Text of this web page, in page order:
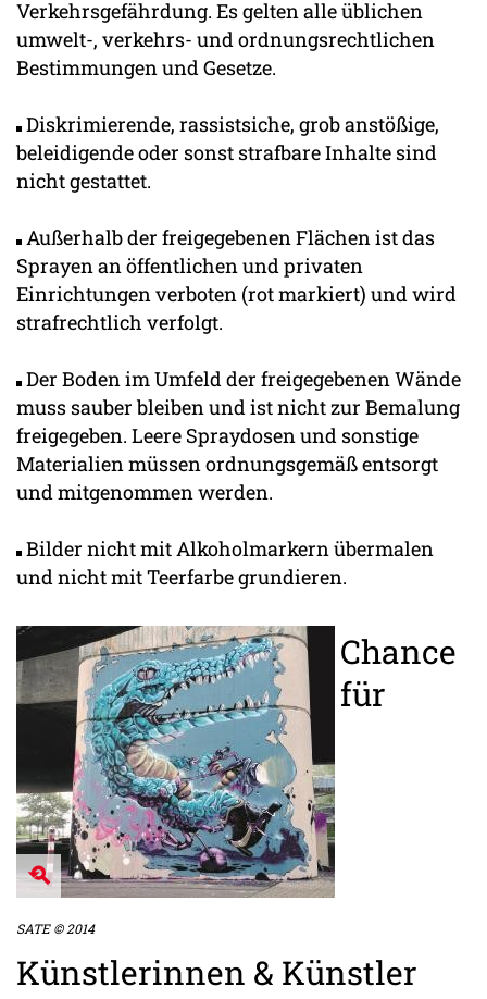
Verkehrsgefährdung. Es gelten alle üblichen
umwelt-, verkehrs- und ordnungsrechtlichen
Bestimmungen und Gesetze.
Diskrimierende, rassistsiche, grob anstößige,
beleidigende oder sonst strafbare Inhalte sind
nicht gestattet.
Außerhalb der freigegebenen Flächen ist das
Sprayen an öffentlichen und privaten
Einrichtungen verboten (rot markiert) und wird
strafrechtlich verfolgt.
Der Boden im Umfeld der freigegebenen Wände
muss sauber bleiben und ist nicht zur Bemalung
freigegeben. Leere Spraydosen und sonstige
Materialien müssen ordnungsgemäß entsorgt
und mitgenommen werden.
Bilder nicht mit Alkoholmarkern übermalen
und nicht mit Teerfarbe grundieren.
SATE © 2014
Chance
für
Künstlerinnen & Künstler